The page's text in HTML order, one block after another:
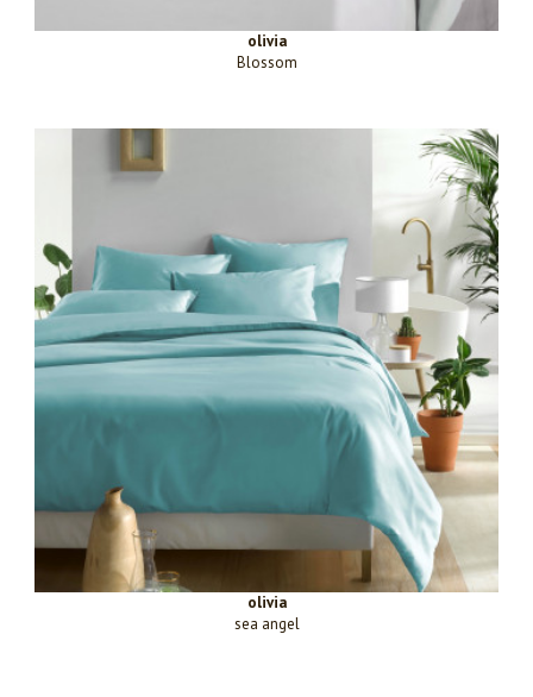
olivia
Blossom
olivia
sea angel